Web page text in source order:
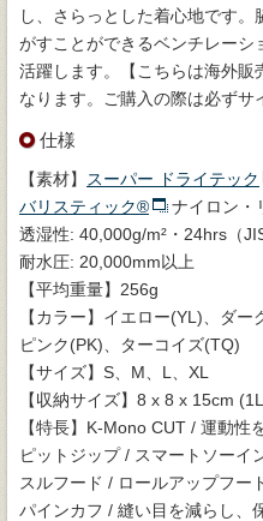
し、さらっとした着心地です
がすことができるベンチレー
活躍します。【こちらは海外
なります。ご購入の際は必ずサ
仕様
【素材】 スーパー ドライテック
バリスティック®
ナイロン・
透湿性: 40,000g/m²・24hrs（
耐水圧: 20,000mm以上
【平均重量】256g
【カラー】イエロー(YL)、ダー
ピンク(PK)、ターコイズ(TQ)
【サイズ】S、M、L、XL
【収納サイズ】8 x 8 x 15cm (1L
【特長】K-Mono CUT / 運動性
ピットジップ / スマートソーイ
スルフード / ロールアップフ
パインカフ / 縫い目を減らし、